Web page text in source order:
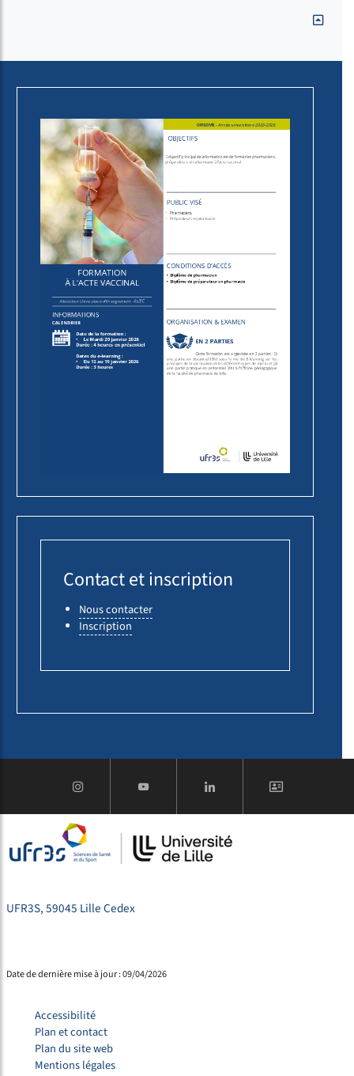
Contact et inscription
Nous contacter
Inscription
UFR3S, 59045 Lille Cedex
Date de dernière mise à jour : 09/04/2026
Accessibilité
Plan et contact
Plan du site web
Mentions légales